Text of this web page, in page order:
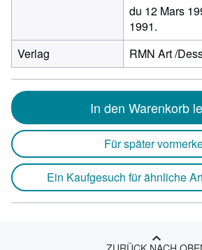
du 12 Mars
1991.
Verlag
RMN Art /
In den Warenkorb
Für später
Ein Kaufgesuch für ähnliche